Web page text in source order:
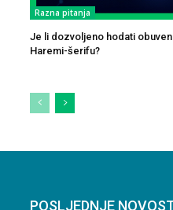
Razna pitanja
Je li dozvoljeno hodati
Haremi-šerifu?
POSLJEDNJE